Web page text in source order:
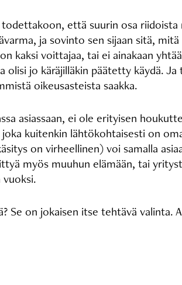
että suurin osa riidoista
ja sovinto sen sijaan sitä,
kaksi voittajaa, tai ei ainakaan
olisi jo käräjilläkin päätetty käydä.
oikeusasteista saakka.
asiassaan, ei ole erityisen
kuitenkin lähtökohtaisesti on
on virheellinen) voi samalla
myös muuhun elämään, tai
vuoksi.
Se on jokaisen itse tehtävä valinta.